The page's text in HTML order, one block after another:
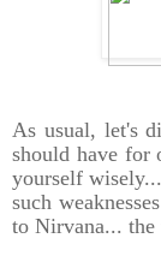
As usual, let's
should have
yourself
such
to Nirvana...